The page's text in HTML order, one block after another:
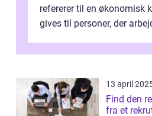
refererer til en økonomisk
gives til personer, der
13 april
Find den
fra et